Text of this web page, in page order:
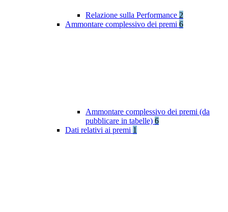
Relazione sulla Performance 2
Ammontare complessivo dei premi 6
Ammontare complessivo dei premi (da
pubblicare in tabelle) 6
Dati relativi ai premi 1